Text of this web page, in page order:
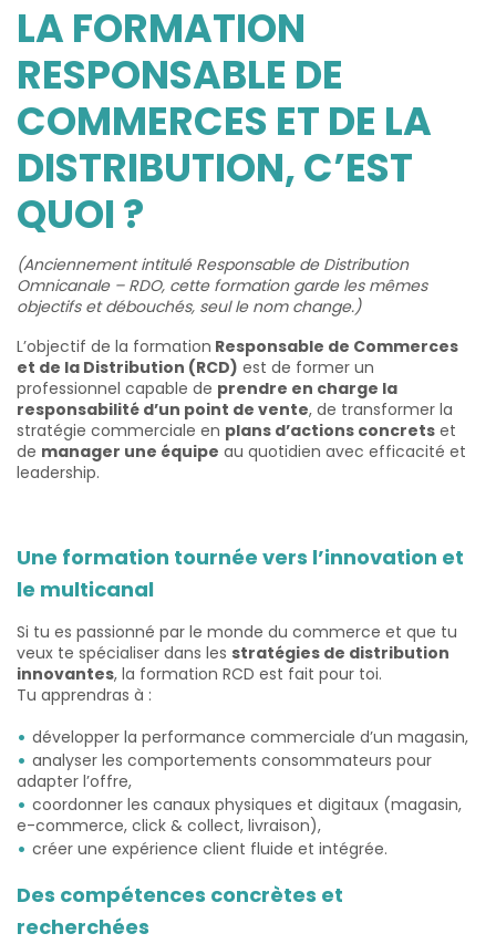
LA FORMATION
RESPONSABLE DE
COMMERCES ET DE LA
DISTRIBUTION, C’EST
QUOI ?
(Anciennement intitulé Responsable de Distribution
Omnicanale – RDO, cette formation garde les mêmes
objectifs et débouchés, seul le nom change.)
L’objectif de la formation Responsable de Commerces
et de la Distribution (RCD) est de former un
professionnel capable de prendre en charge la
responsabilité d’un point de vente, de transformer la
stratégie commerciale en plans d’actions concrets et
de manager une équipe au quotidien avec efficacité et
leadership.
Une formation tournée vers l’innovation et
le multicanal
Si tu es passionné par le monde du commerce et que tu
veux te spécialiser dans les stratégies de distribution
innovantes, la formation RCD est fait pour toi.
Tu apprendras à :
développer la performance commerciale d’un magasin,
analyser les comportements consommateurs pour
adapter l’offre,
coordonner les canaux physiques et digitaux (magasin,
e-commerce, click & collect, livraison),
créer une expérience client fluide et intégrée.
Des compétences concrètes et
recherchées